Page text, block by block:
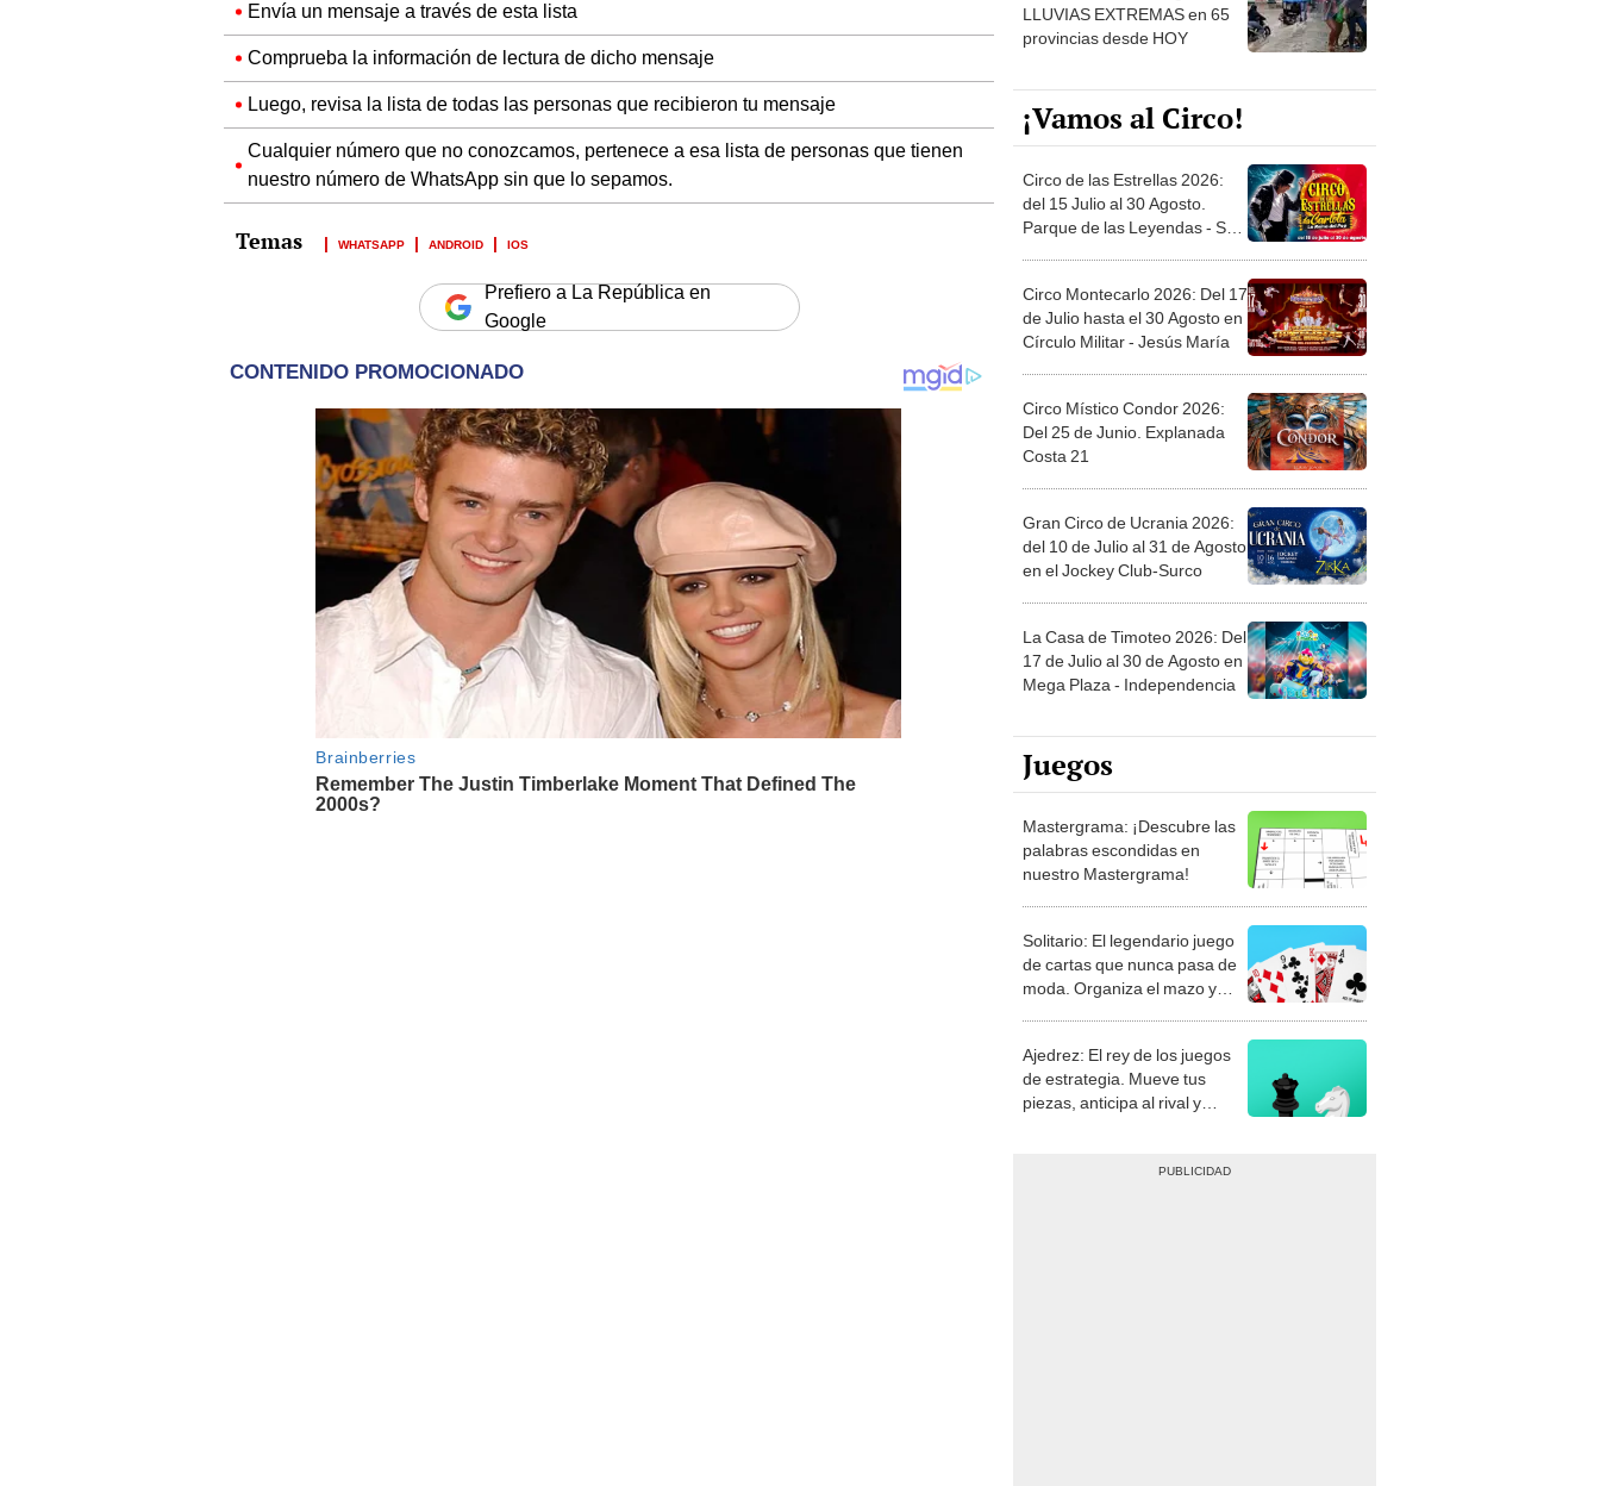
Envía un mensaje a través de esta lista
Comprueba la información de lectura de dicho mensaje
Luego, revisa la lista de todas las personas que recibieron tu mensaje
Cualquier número que no conozcamos, pertenece a esa lista de personas que tienen
nuestro número de WhatsApp sin que lo sepamos.
WHATSAPP ANDROID IOS
Prefiero a La República en
Google
LLUVIAS EXTREMAS en 65
provincias desde HOY
¡Vamos al Circo!
Circo de las Estrellas 2026:
del 15 Julio al 30 Agosto.
Parque de las Leyendas - San
Circo Montecarlo 2026: Del 17
de Julio hasta el 30 Agosto en
Círculo Militar - Jesús María
Circo Místico Condor 2026:
Del 25 de Junio. Explanada
Costa 21
Gran Circo de Ucrania 2026:
del 10 de Julio al 31 de Agosto
en el Jockey Club-Surco
La Casa de Timoteo 2026: Del
17 de Julio al 30 de Agosto en
Mega Plaza - Independencia
Juegos
Mastergrama: ¡Descubre las
palabras escondidas en
nuestro Mastergrama!
Solitario: El legendario juego
de cartas que nunca pasa de
moda. Organiza el mazo y
Ajedrez: El rey de los juegos
de estrategia. Mueve tus
piezas, anticipa al rival y